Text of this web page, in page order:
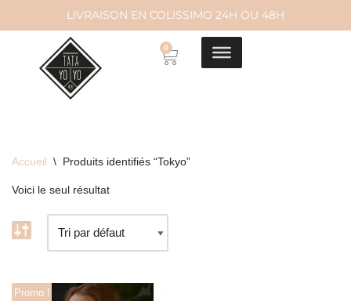
contenu
LIVRAISON EN COLISSIMO 24H OU 48H
0
Accueil \ Produits identifiés “Tokyo”
Voici le seul résultat
Promo !